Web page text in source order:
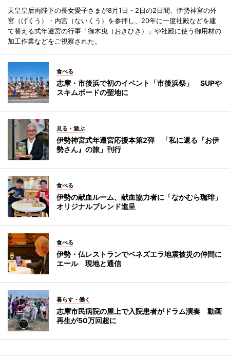
天皇皇后両陛下の長女愛子さまが8月1日・2日の2日間、伊勢神宮の外
宮（げくう）・内宮（ないくう）を参拝し、20年に一度社殿などを建
て替える式年遷宮の行事「御木曳（おきひき）」や社殿に使う御用材の
加工作業などをご視察された。
食べる
志摩・市後浜で初のイベント「市後浜祭」 SUPや
スキムボードの聖地に
見る・遊ぶ
伊勢神宮式年遷宮応援本第2弾 「私に還る『お伊
勢さん』の旅」刊行
食べる
伊勢の献血ルーム、献血協力者に「なかむら珈琲」
オリジナルブレンド進呈
食べる
伊勢・仏レストランでベネズエラ地震被災の仲間に
エール 現地と通信
暮らす・働く
志摩市民病院の屋上で入院患者がドラム演奏 動画
再生が50万回超に